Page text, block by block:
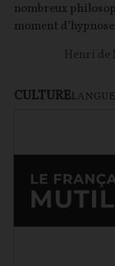
nombreux
moment
Henri de
CULTURE